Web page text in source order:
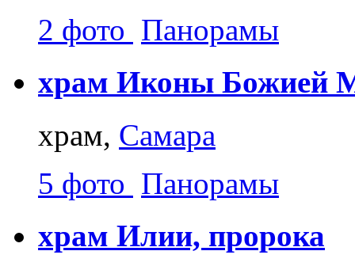
2 фото Панорамы
храм Иконы Божией
храм, Самара
5 фото Панорамы
храм Илии, пророка